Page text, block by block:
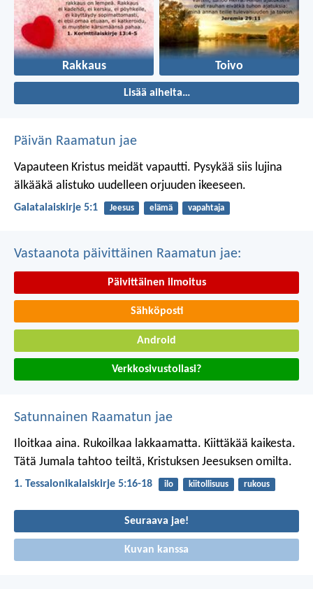
Rakkaus Toivo
Lisää aiheita…
Päivän Raamatun jae
Vapauteen Kristus meidät vapautti. Pysykää siis lujina
älkääkä alistuko uudelleen orjuuden ikeeseen.
Galatalaiskirje 5:1 Jeesus elämä vapahtaja
Vastaanota päivittäinen Raamatun jae:
Päivittäinen ilmoitus
Sähköposti
Android
Verkkosivustollasi?
Satunnainen Raamatun jae
Iloitkaa aina. Rukoilkaa lakkaamatta. Kiittäkää kaikesta.
Tätä Jumala tahtoo teiltä, Kristuksen Jeesuksen omilta.
1. Tessalonikalaiskirje 5:16-18 ilo kiitollisuus rukous
Seuraava jae!
Kuvan kanssa